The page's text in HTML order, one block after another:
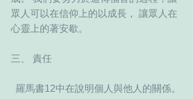
眾人可以在信仰上的以成長， 讓眾人在
心靈上的著安歇。
三、 責任
  羅馬書12中在說明個人與他人的關係。